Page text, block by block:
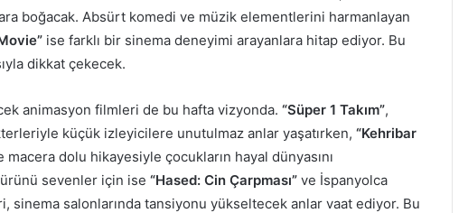
boğacak. Absürt komedi ve müzik elementlerini harmanlayan
ise farklı bir sinema deneyimi arayanlara hitap ediyor. Bu
dikkat çekecek.
animasyon filmleri de bu hafta vizyonda. “Süper 1 Takım”,
küçük izleyicilere unutulmaz anlar yaşatırken, “Kehribar
macera dolu hikayesiyle çocukların hayal dünyasını
sevenler için ise “Hased: Cin Çarpması” ve İspanyolca
sinema salonlarında tansiyonu yükseltecek anlar vaat ediyor. Bu